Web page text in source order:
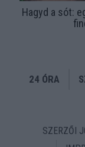
Hagyd a sót:
24 ÓRA
SZERZŐI